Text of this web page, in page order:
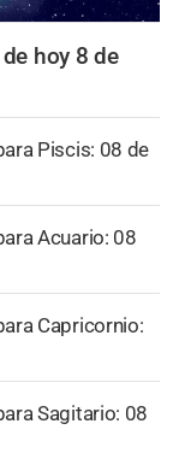
hoy 8 de
Piscis: 08 de
Acuario: 08
Capricornio:
Sagitario: 08